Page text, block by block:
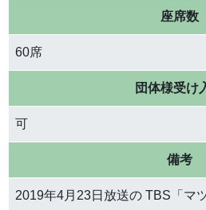
座席数
60席
団体様受け
可
備考
2019年4月23日放送の TBS「マ